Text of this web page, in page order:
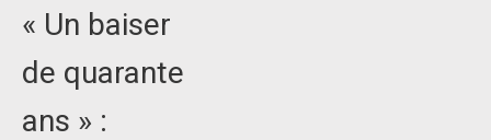
« Un baiser
de quarante
ans » :